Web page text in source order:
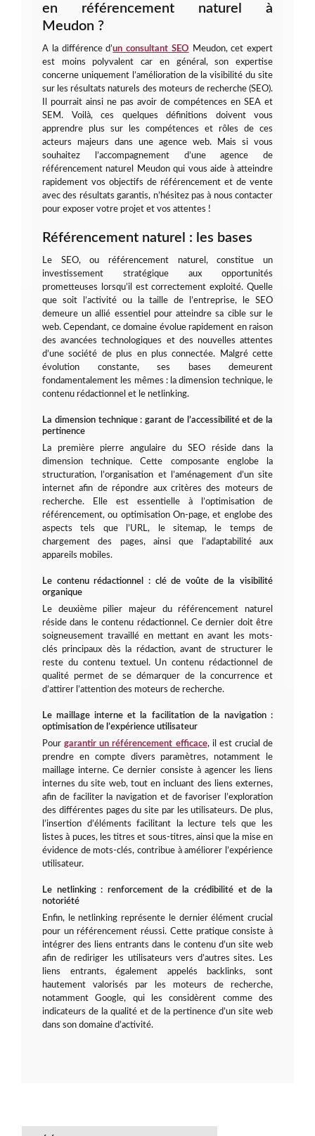
en référencement naturel à
Meudon ?
A la différence d’un consultant SEO Meudon, cet expert
est moins polyvalent car en général, son expertise
concerne uniquement l’amélioration de la visibilité du site
sur les résultats naturels des moteurs de recherche (SEO).
Il pourrait ainsi ne pas avoir de compétences en SEA et
SEM. Voilà, ces quelques définitions doivent vous
apprendre plus sur les compétences et rôles de ces
acteurs majeurs dans une agence web. Mais si vous
souhaitez l’accompagnement d’une agence de
référencement naturel Meudon qui vous aide à atteindre
rapidement vos objectifs de référencement et de vente
avec des résultats garantis, n’hésitez pas à nous contacter
pour exposer votre projet et vos attentes !
Référencement naturel : les bases
Le SEO, ou référencement naturel, constitue un
investissement stratégique aux opportunités
prometteuses lorsqu’il est correctement exploité. Quelle
que soit l’activité ou la taille de l’entreprise, le SEO
demeure un allié essentiel pour atteindre sa cible sur le
web. Cependant, ce domaine évolue rapidement en raison
des avancées technologiques et des nouvelles attentes
d’une société de plus en plus connectée. Malgré cette
évolution constante, ses bases demeurent
fondamentalement les mêmes : la dimension technique, le
contenu rédactionnel et le netlinking.
La dimension technique : garant de l’accessibilité et de la
pertinence
La première pierre angulaire du SEO réside dans la
dimension technique. Cette composante englobe la
structuration, l’organisation et l’aménagement d’un site
internet afin de répondre aux critères des moteurs de
recherche. Elle est essentielle à l’optimisation de
référencement, ou optimisation On-page, et englobe des
aspects tels que l’URL, le sitemap, le temps de
chargement des pages, ainsi que l’adaptabilité aux
appareils mobiles.
Le contenu rédactionnel : clé de voûte de la visibilité
organique
Le deuxième pilier majeur du référencement naturel
réside dans le contenu rédactionnel. Ce dernier doit être
soigneusement travaillé en mettant en avant les mots-
clés principaux dès la rédaction, avant de structurer le
reste du contenu textuel. Un contenu rédactionnel de
qualité permet de se démarquer de la concurrence et
d’attirer l’attention des moteurs de recherche.
Le maillage interne et la facilitation de la navigation :
optimisation de l’expérience utilisateur
Pourgarantir un référencement efficace, il est crucial de
prendre en compte divers paramètres, notamment le
maillage interne. Ce dernier consiste à agencer les liens
internes du site web, tout en incluant des liens externes,
afin de faciliter la navigation et de favoriser l’exploration
des différentes pages du site par les utilisateurs. De plus,
l’insertion d’éléments facilitant la lecture tels que les
listes à puces, les titres et sous-titres, ainsi que la mise en
évidence de mots-clés, contribue à améliorer l’expérience
utilisateur.
Le netlinking : renforcement de la crédibilité et de la
notoriété
Enfin, le netlinking représente le dernier élément crucial
pour un référencement réussi. Cette pratique consiste à
intégrer des liens entrants dans le contenu d’un site web
afin de rediriger les utilisateurs vers d’autres sites. Les
liens entrants, également appelés backlinks, sont
hautement valorisés par les moteurs de recherche,
notamment Google, qui les considèrent comme des
indicateurs de la qualité et de la pertinence d’un site web
dans son domaine d’activité.